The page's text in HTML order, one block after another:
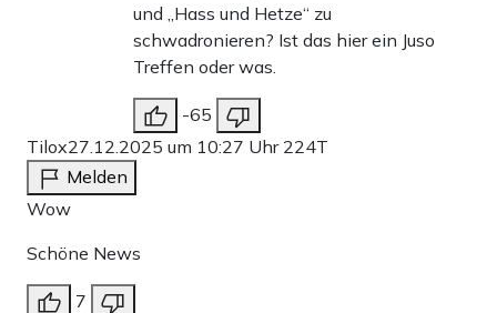
und „Hass und Hetze“ zu
schwadronieren? Ist das hier ein Juso
Treffen oder was.
-65
Tilox27.12.2025 um 10:27 Uhr 224T
Melden
Wow
Schöne News
7